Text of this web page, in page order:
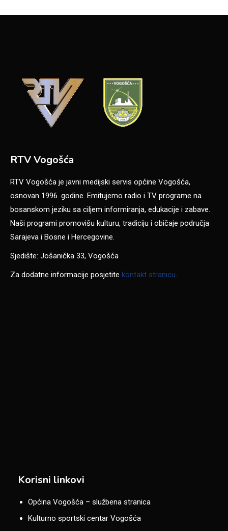
RTV Vogošća
RTV Vogošća je javni medijski servis općine Vogošća,
osnovan 1996. godine. Emitujemo radio i TV programe na
bosanskom jeziku sa ciljem informiranja, edukacije i zabave.
Naši programi promovišu kulturu, tradiciju i običaje područja
Sarajeva i Bosne i Hercegovine.
Sjedište: Jošanička 33, Vogošća
Za dodatne informacije posjetite kontakt stranicu
Korisni linkovi
Općina Vogošća – službena stranica
Kulturno sportski centar Vogošća